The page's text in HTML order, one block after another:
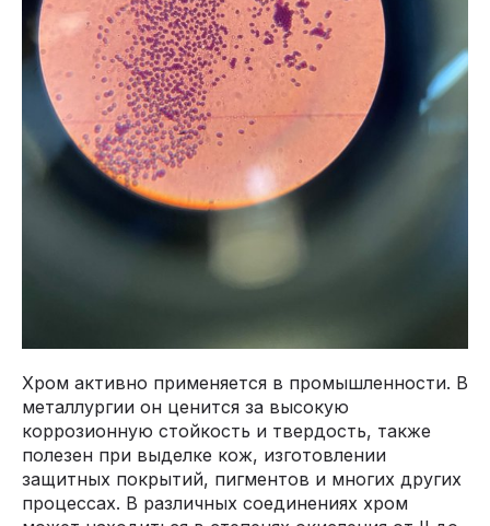
Хром активно применяется в промышленности. В
металлургии он ценится за высокую
коррозионную стойкость и твердость, также
полезен при выделке кож, изготовлении
защитных покрытий, пигментов и многих других
процессах. В различных соединениях хром